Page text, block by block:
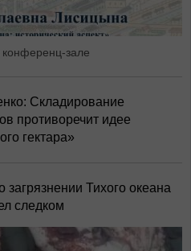
конференц-зале
Складирование
противоречит идее
гектара»
загрязнении Тихого океана
следком